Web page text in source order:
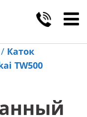
/ Каток
TW500